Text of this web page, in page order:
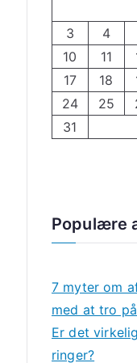
3
4
10
11
17
18
24
25
31
Populære
7 myter om
med at tro på
Er det
ringer?